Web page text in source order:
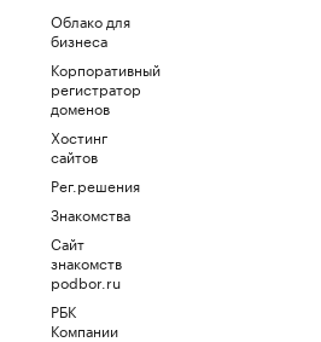
Облако для
бизнеса
Корпоративный
регистратор
доменов
Хостинг
сайтов
Рег.решения
Знакомства
Сайт
знакомств
podbor.ru
РБК
Компании